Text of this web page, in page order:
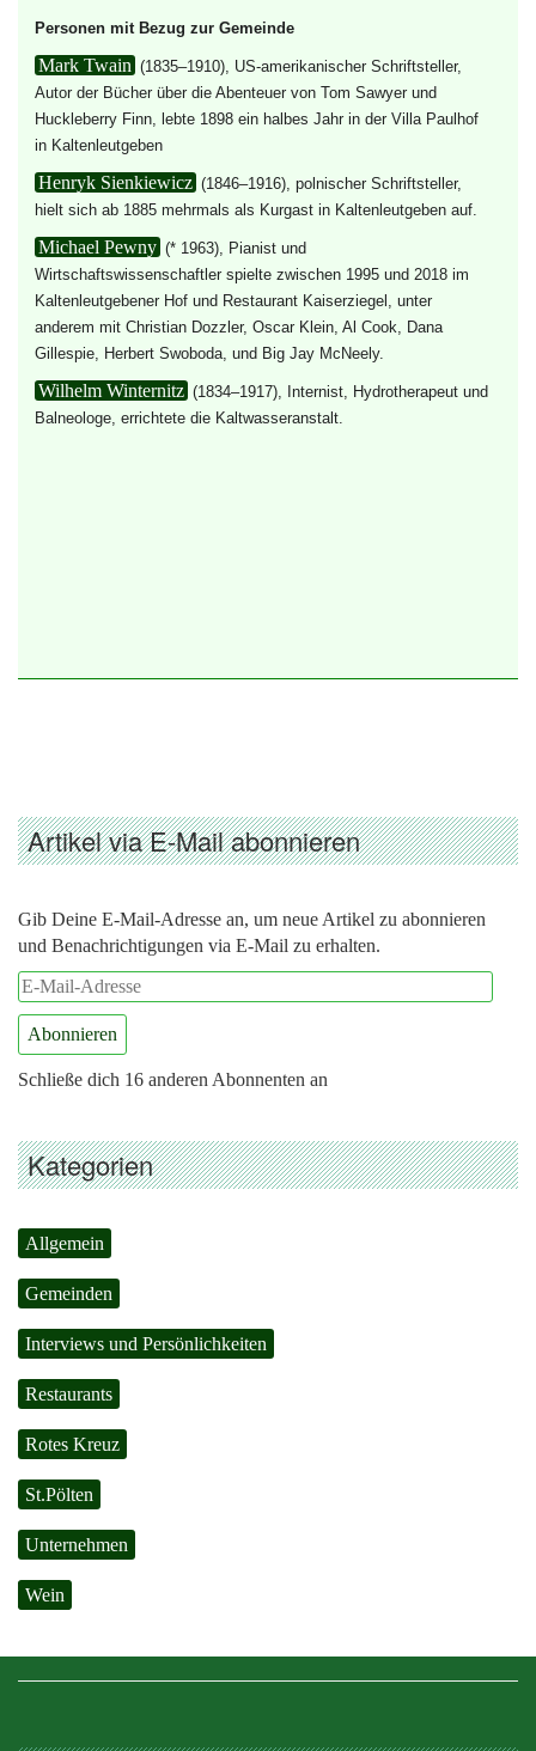
Personen mit Bezug zur Gemeinde
Mark Twain (1835–1910), US-amerikanischer Schriftsteller,
Autor der Bücher über die Abenteuer von Tom Sawyer und
Huckleberry Finn, lebte 1898 ein halbes Jahr in der Villa Paulhof
in Kaltenleutgeben
Henryk Sienkiewicz (1846–1916), polnischer Schriftsteller,
hielt sich ab 1885 mehrmals als Kurgast in Kaltenleutgeben auf.
Michael Pewny (* 1963), Pianist und
Wirtschaftswissenschaftler spielte zwischen 1995 und 2018 im
Kaltenleutgebener Hof und Restaurant Kaiserziegel, unter
anderem mit Christian Dozzler, Oscar Klein, Al Cook, Dana
Gillespie, Herbert Swoboda, und Big Jay McNeely.
Wilhelm Winternitz (1834–1917), Internist, Hydrotherapeut und
Balneologe, errichtete die Kaltwasseranstalt.
Artikel via E-Mail abonnieren
Gib Deine E-Mail-Adresse an, um neue Artikel zu abonnieren
und Benachrichtigungen via E-Mail zu erhalten.
E-
Mail-
Adresse
Abonnieren
Schließe dich 16 anderen Abonnenten an
Kategorien
Allgemein
Gemeinden
Interviews und Persönlichkeiten
Restaurants
Rotes Kreuz
St.Pölten
Unternehmen
Wein